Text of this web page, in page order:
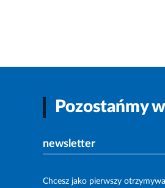
Pozostańmy
newsletter
Chcesz jako pierwszy